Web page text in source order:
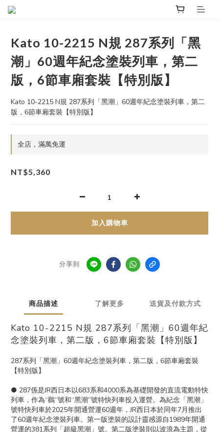
Kato 10-2215 N規 287系列「黑
潮」60週年紀念塗裝列車，第二
版，6節車廂套裝【特別版】
Kato 10-2215 N規 287系列「黑潮」60週年紀念塗裝列車，第二
版，6節車廂套裝【特別版】
全店，滿萬免運
NT$5,360
加入購物車
分享到
商品描述 了解更多 送貨及付款方式
Kato 10-2215 N規 287系列「黑潮」60週年紀
念塗裝列車，第二版，6節車廂套裝【特別版】
287系列「黑潮」60週年紀念塗裝列車，第二版，6節車廂套裝
【特別版】
● 287係是JR西日本以683系和4000系為基礎開發的直流電動特快
列車，作為“鸛”號和“黑潮”號特快列車投入運營。為紀念「黑潮」
號特快列車於2025年開通營運60週年，JR西日本於同年7月推出
了60週年紀念塗裝列車。第一版塗裝的設計靈感源自1989年開通
營運的381系列「超級黑潮」號。第二版塗裝則以波浪為主題，從